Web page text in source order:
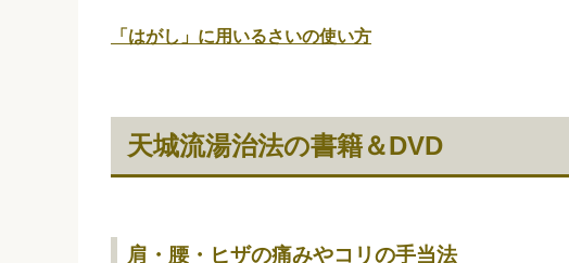
「はがし」に用いるさいの使い方
天城流湯治法の書籍＆DVD
肩・腰・ヒザの痛みやコリの手当法